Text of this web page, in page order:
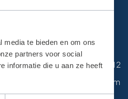
te bieden en om ons
partners voor social
informatie die u aan ze heeft
Contact
Van Alkemadelaan 12
2171 DH Sassenheim